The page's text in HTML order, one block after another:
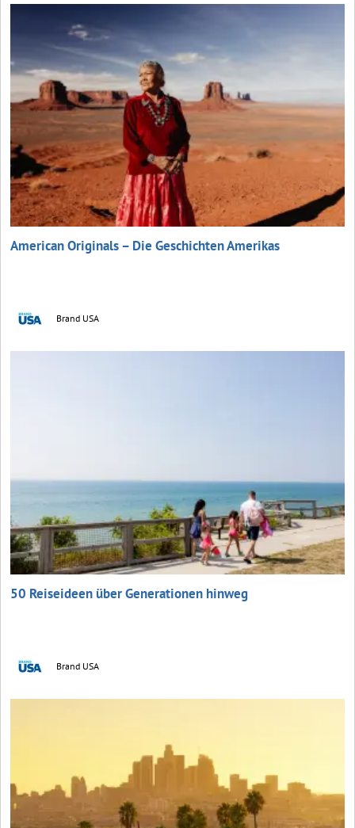
American Originals – Die Geschichten Amerikas
Brand USA
50 Reiseideen über Generationen hinweg
Brand USA